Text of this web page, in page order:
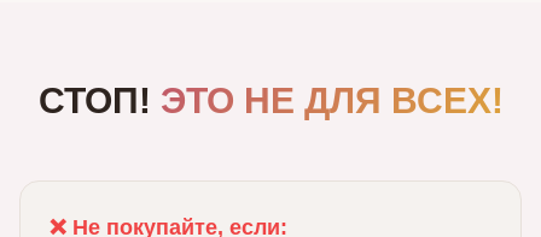
СТОП! ЭТО НЕ ДЛЯ ВСЕХ!
❌ Не покупайте, если: